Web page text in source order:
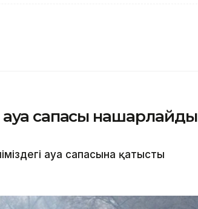
ауа сапасы нашарлайды
ауа сапасына қатысты